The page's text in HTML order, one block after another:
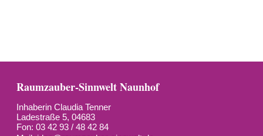
Raumzauber-Sinnwelt Naunhof
Inhaberin Claudia Tenner
Ladestraße 5, 04683
Fon: 03 42 93 / 48 42 84